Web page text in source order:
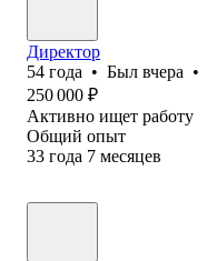
Директор
54 года • Был вчера •
250 000 ₽
Активно ищет работу
Общий опыт
33 года 7 месяцев